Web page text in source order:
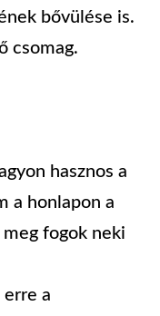
bővülése is.
csomag.
hasznos a
a honlapon a
fogok neki
erre a